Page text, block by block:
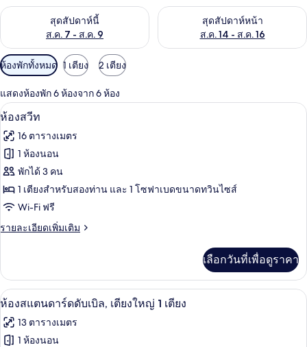
สุดสัปดาห์นี้
ส.ค. 7 - ส.ค. 9
ตรวจสอบจำนวนห้องพักว่างในสุดสัปดาห์นี้ ส.ค. 7 - ส.ค. 9
สุดสัปดาห์หน้า
ส.ค. 14 - ส.ค. 16
ตรวจสอบจำนวนห้องพักว่างใน
ตัว
กรอง
ที่
มี
ให้
สำหรับ
ห้อง
พัก
ห้องพักทั้งหมด 1 เตียง 2 เตียง
แสดงห้องพัก 6 ห้องจาก 6 ห้อง
เปิด
ภาพถ่าย
ทั้งหมด
ของ
ห้อง
สวีท
ห้องสวีท | ห้องเก็บเสียง, Wi-Fi ฟรี, ผ้า
11
ห้องสวีท
16 ตารางเมตร
1 ห้องนอน
พักได้ 3 คน
1 เตียงสำหรับสองท่าน และ 1 โซฟาเบดขนาดทวินไซส์
Wi-Fi ฟรี
รายละเอียดเพิ่มเติม
ราย
เกี่ยว
กับ
ห้อง
ท
เลือกวันที่เพื่อดูราคา
เปิด
ภาพถ่าย
ทั้งหมด
ห้องสแตนดาร์ดดับเบิล, เตียงใหญ่ 1 เตี
27
ห้องสแตนดาร์ดดับเบิล, เตียงใหญ่ 1 เตียง
13 ตารางเมตร
1 ห้องนอน